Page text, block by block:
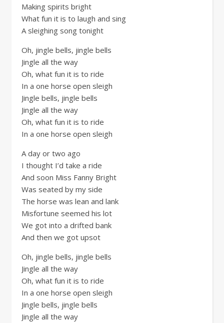
Making spirits bright
What fun it is to laugh and sing
A sleighing song tonight
Oh, jingle bells, jingle bells
Jingle all the way
Oh, what fun it is to ride
In a one horse open sleigh
Jingle bells, jingle bells
Jingle all the way
Oh, what fun it is to ride
In a one horse open sleigh
A day or two ago
I thought I’d take a ride
And soon Miss Fanny Bright
Was seated by my side
The horse was lean and lank
Misfortune seemed his lot
We got into a drifted bank
And then we got upsot
Oh, jingle bells, jingle bells
Jingle all the way
Oh, what fun it is to ride
In a one horse open sleigh
Jingle bells, jingle bells
Jingle all the way